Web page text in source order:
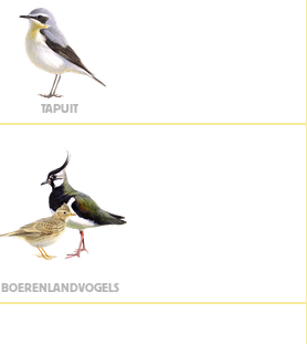
TAPUIT
BOERENLANDVOGELS